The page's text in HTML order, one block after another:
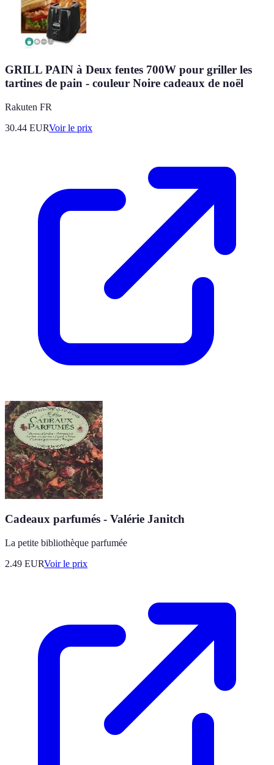
GRILL PAIN à Deux fentes 700W pour griller les
tartines de pain - couleur Noire cadeaux de noël
Rakuten FR
30.44 EURVoir le prix
Cadeaux parfumés - Valérie Janitch
La petite bibliothèque parfumée
2.49 EURVoir le prix